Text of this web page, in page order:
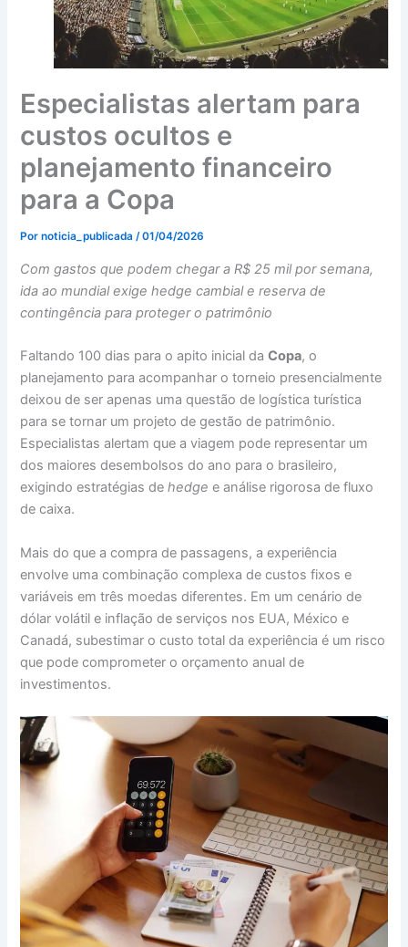
Especialistas alertam para
custos ocultos e
planejamento financeiro
para a Copa
Pornoticia_publicada/01/04/2026
Com gastos que podem chegar a R$ 25 mil por semana,
ida ao mundial exige hedge cambial e reserva de
contingência para proteger o patrimônio
Faltando 100 dias para o apito inicial daCopa, o
planejamento para acompanhar o torneio presencialmente
deixou de ser apenas uma questão de logística turística
para se tornar um projeto de gestão de patrimônio.
Especialistas alertam que a viagem pode representar um
dos maiores desembolsos do ano para o brasileiro,
exigindo estratégias dehedgee análise rigorosa de fluxo
de caixa.
Mais do que a compra de passagens, a experiência
envolve uma combinação complexa de custos fixos e
variáveis em três moedas diferentes. Em um cenário de
dólar volátil e inflação de serviços nos EUA, México e
Canadá, subestimar o custo total da experiência é um risco
que pode comprometer o orçamento anual de
investimentos.